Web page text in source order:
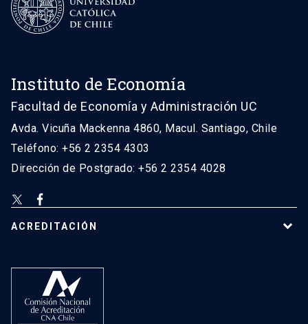
Instituto de Economía
Facultad de Economía y Administración UC
Avda. Vicuña Mackenna 4860, Macul. Santiago, Chile
Teléfono: +56 2 2354 4303
Dirección de Postgrado: +56 2 2354 4028
ACREDITACIÓN